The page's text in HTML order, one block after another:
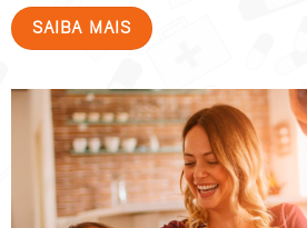
SAIBA MAIS